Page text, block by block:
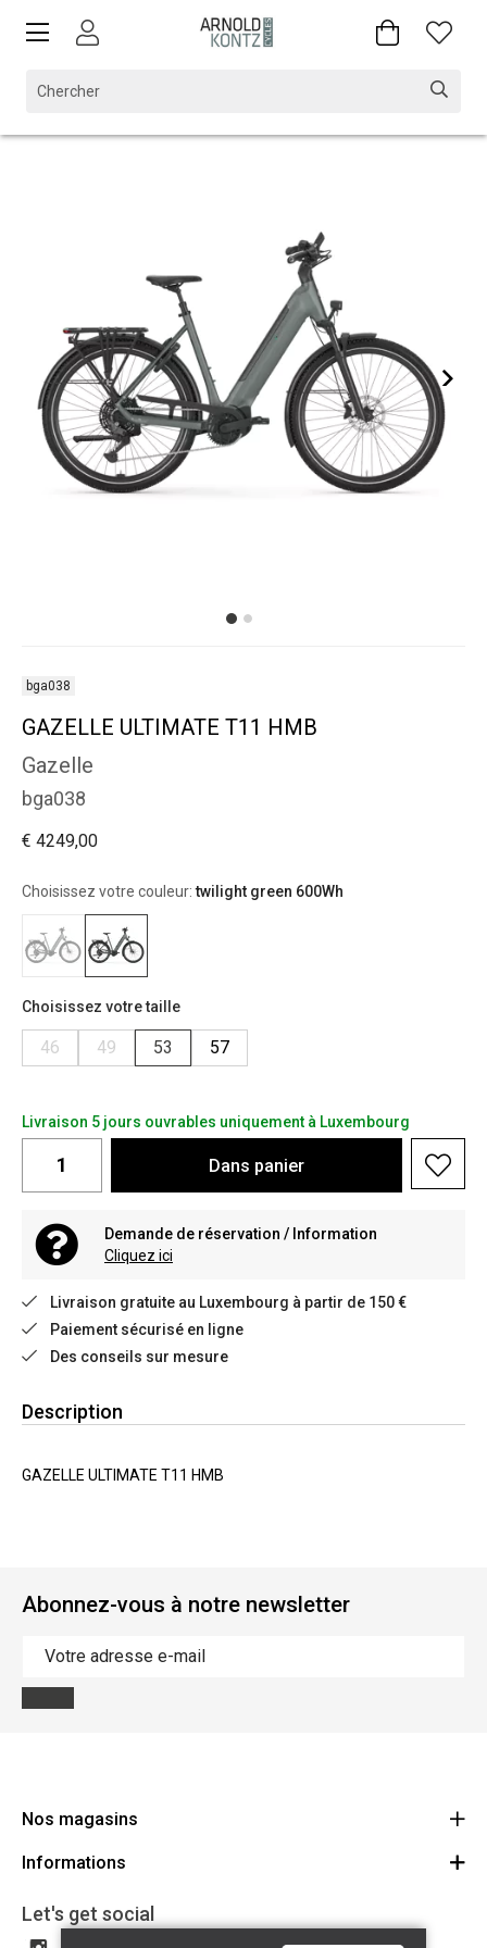
bga038
GAZELLE ULTIMATE T11 HMB
Gazelle
bga038
€ 4249,00
Choisissez votre couleur:twilight green 600Wh
Choisissez votre taille
46 49 53 57
Livraison 5 jours ouvrables uniquement à Luxembourg
Dans panier
Demande de réservation / Information
Cliquez ici
Livraison gratuite au Luxembourg à partir de 150 €
Paiement sécurisé en ligne
Des conseils sur mesure
Description
GAZELLE ULTIMATE T11 HMB
Abonnez-vous à notre newsletter
Nos magasins
Cycles Arnold Kontz Gare / Bonnevoie
+352 40 96 74 214 / +352 40 96 74 215
Informations
Conditions générales
Avertissement
Let's get social